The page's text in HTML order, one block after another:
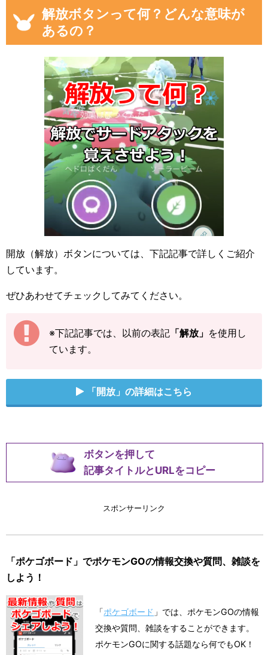
解放ボタンって何？どんな意味が
あるの？
開放（解放）ボタンについては、下記記事で詳しくご紹介
しています。
ぜひあわせてチェックしてみてください。
※下記記事では、以前の表記 「解放」 を使用し
ています。
「開放」の詳細はこちら
ボタンを押して
記事タイトルとURLをコピー
スポンサーリンク
「ポケゴボード」でポケモンGOの情報交換や質問、雑談を
しよう！
「ポケゴボード 」では、ポケモンGOの情報
交換や質問、雑談をすることができます。
ポケモンGOに関する話題なら何でもOK！